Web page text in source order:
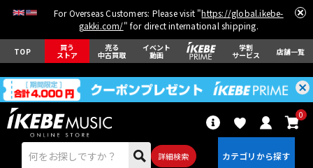
For Overseas Customers: Please visit "https://global.ikebe-
gakki.com/" for direct international shipping.
TOP 買う
ストア
売る
中古買取
イベント
動画
学割
サービス 店舗一覧
詳細検索
0